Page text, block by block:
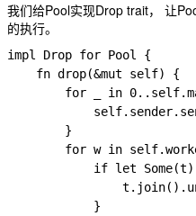
我们给Pool实现Drop trait， 让
的执行。
impl Drop for Pool {
    fn drop(&mut self) {
for _ in
        }
for w in
if let
            }